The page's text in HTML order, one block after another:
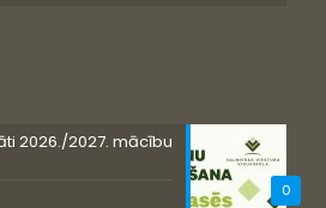
0
2026./2027. mācību